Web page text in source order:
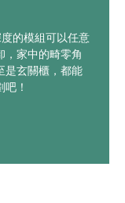
的模組可以任意
，家中的畸零角
是玄關櫃，都能
！